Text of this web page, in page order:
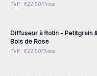
PVP : €22.50/Pièce
Connectez-vous ou
Diffuseur à Rotin - Petitgrain
Bois de Rose
PVP : €22.50/Pièce
Connectez-vous ou